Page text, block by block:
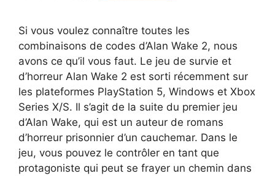
Si vous voulez connaître toutes les
combinaisons de codes d’Alan Wake 2, nous
avons ce qu’il vous faut. Le jeu de survie et
d’horreur Alan Wake 2 est sorti récemment sur
les plateformes PlayStation 5, Windows et Xbox
Series X/S. Il s’agit de la suite du premier jeu
d’Alan Wake, qui est un auteur de romans
d’horreur prisonnier d’un cauchemar. Dans le
jeu, vous pouvez le contrôler en tant que
protagoniste qui peut se frayer un chemin dans